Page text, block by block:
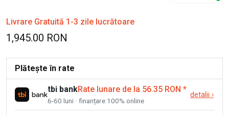
Livrare Gratuită 1-3 zile lucrătoare
1,945.00 RON
Plătește în rate
tbi bankRate lunare de la 56.35 RON *
6-60 luni · finanțare 100% online
detalii ›